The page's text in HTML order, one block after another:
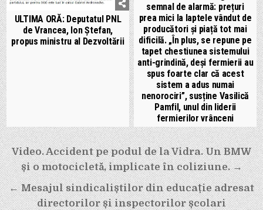
ULTIMA ORĂ: Deputatul PNL
de Vrancea, Ion Ștefan,
propus ministru al Dezvoltării
semnal de alarmă: prețuri
prea mici la laptele vândut de
producători și piață tot mai
dificilă. „În plus, se repune pe
tapet chestiunea sistemului
anti-grindină, deși fermierii au
spus foarte clar că acest
sistem a adus numai
nenorociri”, susține Vasilică
Pamfil, unul din liderii
fermierilor vrânceni
Navigare
în
articole
Video. Accident pe podul de la Vidra. Un BMW
și o motocicletă, implicate în coliziune. →
← Mesajul sindicaliștilor din educație adresat
directorilor și inspectorilor școlari